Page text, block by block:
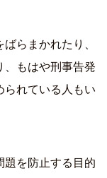
らまかれたり、
、もはや刑事告発
られている人もい
題を防止する目的